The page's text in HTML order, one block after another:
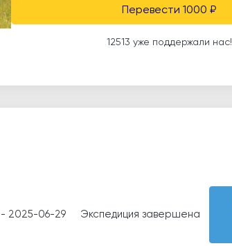
Перевести 1000 ₽
12513 уже поддержали нас!
- 2025-06-29 Экспедиция завершена